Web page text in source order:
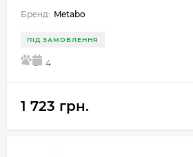
Бренд: Metabo
ПІД ЗАМОВЛЕННЯ
5 4
1 723 грн.